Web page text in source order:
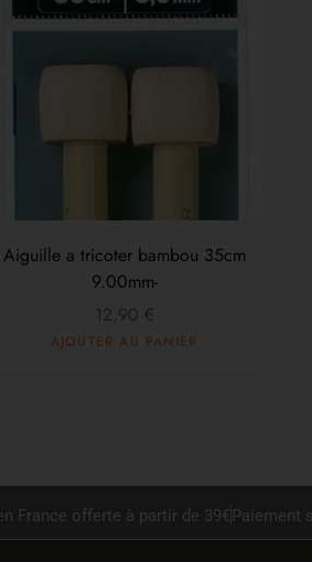
Aiguille a tricoter bambou 35cm
9.00mm-
12,90 €
AJOUTER AU PANIER
France offerte à partir de 39€ Paiement